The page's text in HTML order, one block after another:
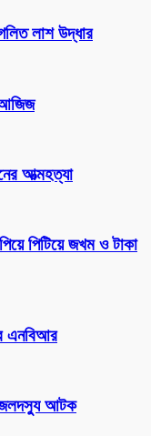
লাশ উদ্ধার
আজিজ
আত্মহত্যা
পিটিয়ে জখম ও টাকা
এনবিআর
জলদস্যু আটক